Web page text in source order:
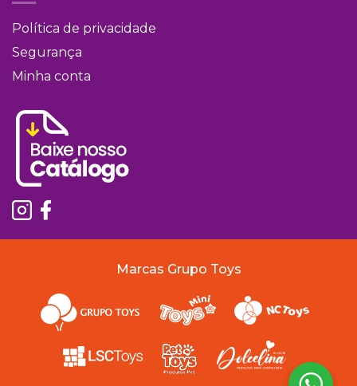
Política de privacidade
Segurança
Minha conta
Marcas Grupo Toys